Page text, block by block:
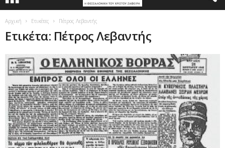
Αρχική Ετικέτες Πέτρος Λεβαντής
Ετικέτα: Πέτρος Λεβαντής